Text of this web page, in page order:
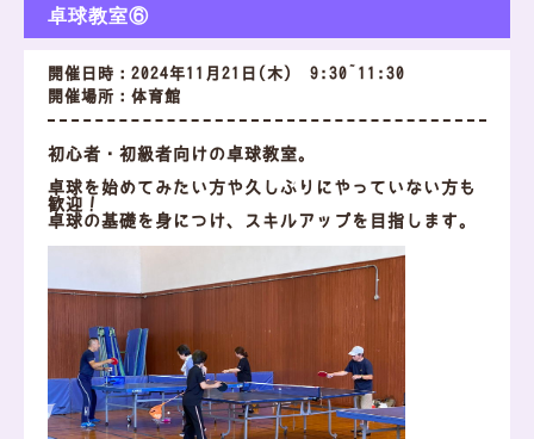
卓球教室⑥
開催日時：2024年11月21日(木) 9:30~11:30
開催場所：体育館
初心者・初級者向けの卓球教室。
卓球を始めてみたい方や久しぶりにやっていない方も
歓迎！
卓球の基礎を身につけ、スキルアップを目指します。